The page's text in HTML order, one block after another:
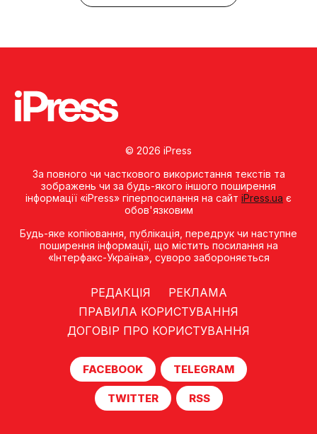
© 2026 iPress
За повного чи часткового використання текстів та
зображень чи за будь-якого іншого поширення
інформації «iPress» гіперпосилання на сайт iPress.ua є
обов'язковим
Будь-яке копiювання, публiкацiя, передрук чи наступне
поширення iнформацiї, що мiстить посилання на
«Iнтерфакс-Україна», суворо забороняється
РЕДАКЦІЯ
РЕКЛАМА
ПРАВИЛА КОРИСТУВАННЯ
ДОГОВІР ПРО КОРИСТУВАННЯ
FACEBOOK TELEGRAM
TWITTER RSS